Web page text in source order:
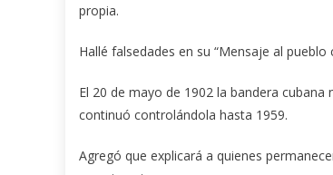
propia.
Hallé falsedades en su “Mensaje al
El 20 de mayo de 1902 la bandera
continuó controlándola hasta 1959.
Agregó que explicará a quienes